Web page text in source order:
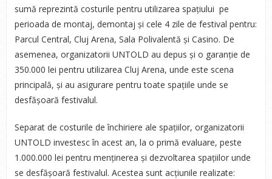
sumă reprezintă costurile pentru utilizarea spațiului pe
perioada de montaj, demontaj și cele 4 zile de festival pentru:
Parcul Central, Cluj Arena, Sala Polivalentă și Casino. De
asemenea, organizatorii UNTOLD au depus și o garanție de
350.000 lei pentru utilizarea Cluj Arena, unde este scena
principală, și au asigurare pentru toate spațiile unde se
desfășoară festivalul.
Separat de costurile de închiriere ale spațiilor, organizatorii
UNTOLD investesc în acest an, la o primă evaluare, peste
1.000.000 lei pentru menținerea și dezvoltarea spațiilor unde
se desfășoară festivalul. Acestea sunt acțiunile realizate: